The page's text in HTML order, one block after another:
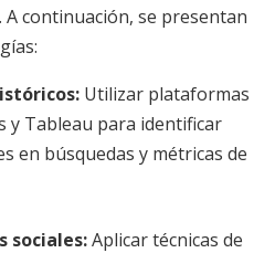
continuación, se presentan
: Utilizar plataformas
y Tableau para identificar
en búsquedas y métricas de
sociales:Aplicar técnicas de